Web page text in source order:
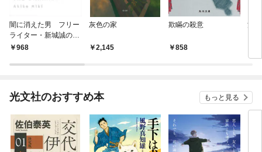
闇に消えた男 フリー
ライター・新城誠の事
件簿968
灰色の家
2,145
欺瞞の殺意
858
消
光文社のおすすめ本 もっと見る